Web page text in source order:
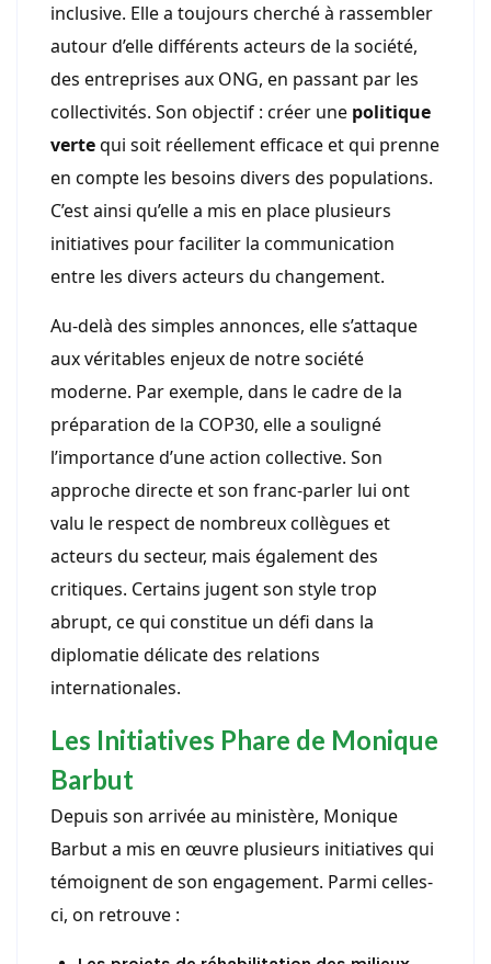
inclusive. Elle a toujours cherché à rassembler
autour d’elle différents acteurs de la société,
des entreprises aux ONG, en passant par les
collectivités. Son objectif : créer une politique
vertequi soit réellement efficace et qui prenne
en compte les besoins divers des populations.
C’est ainsi qu’elle a mis en place plusieurs
initiatives pour faciliter la communication
entre les divers acteurs du changement.
Au-delà des simples annonces, elle s’attaque
aux véritables enjeux de notre société
moderne. Par exemple, dans le cadre de la
préparation de la COP30, elle a souligné
l’importance d’une action collective. Son
approche directe et son franc-parler lui ont
valu le respect de nombreux collègues et
acteurs du secteur, mais également des
critiques. Certains jugent son style trop
abrupt, ce qui constitue un défi dans la
diplomatie délicate des relations
internationales.
Les Initiatives Phare de Monique
Barbut
Depuis son arrivée au ministère, Monique
Barbut a mis en œuvre plusieurs initiatives qui
témoignent de son engagement. Parmi celles-
ci, on retrouve :